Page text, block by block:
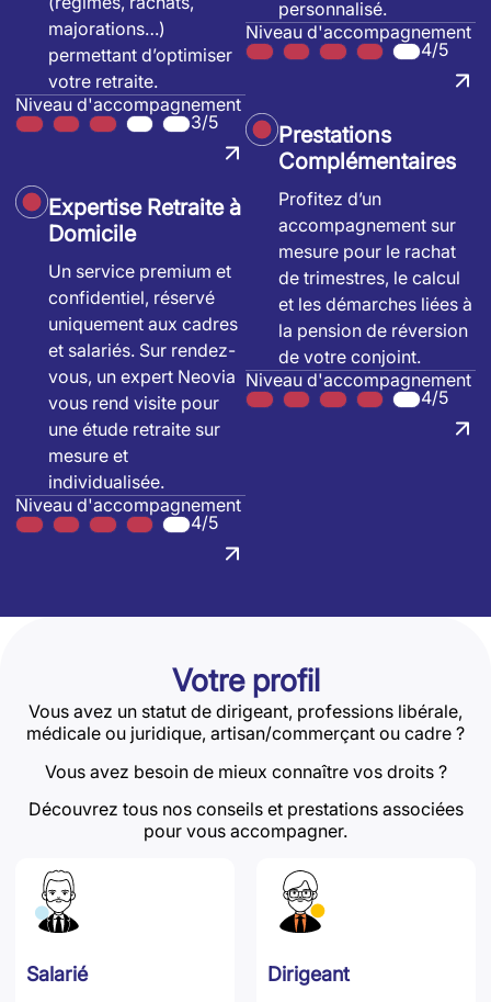
majorations…)
permettant d’optimiser
votre retraite.
Niveau d'accompagnement
3/5
Expertise Retraite à
Domicile
Un service premium et
confidentiel, réservé
uniquement aux cadres
et salariés. Sur rendez-
vous, un expert Neovia
vous rend visite pour
une étude retraite sur
mesure et
individualisée.
Niveau d'accompagnement
4/5
personnalisé.
Niveau d'accompagnement
4/5
Prestations
Complémentaires
Profitez d’un
accompagnement sur
mesure pour le rachat
de trimestres, le calcul
et les démarches liées à
la pension de réversion
de votre conjoint.
Niveau d'accompagnement
4/5
Votre profil
Vous avez un statut de dirigeant, professions libérale,
médicale ou juridique, artisan/commerçant ou cadre ?
Vous avez besoin de mieux connaître vos droits ?
Découvrez tous nos conseils et prestations associées
pour vous accompagner.
Salarié Dirigeant